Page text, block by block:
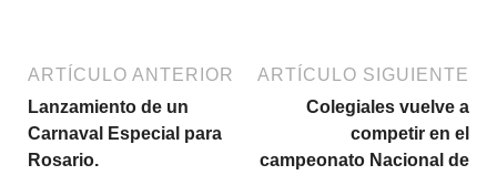
ARTÍCULO ANTERIOR
Lanzamiento de un
Carnaval Especial para
Rosario.
ARTÍCULO SIGUIENTE
Colegiales vuelve a
competir en el
campeonato Nacional de